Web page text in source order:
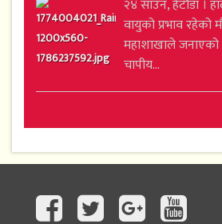
२४ साउन, हेटौंडा ।
वायुको प्रभाव रहेको
महाशाखाले
चापीय...